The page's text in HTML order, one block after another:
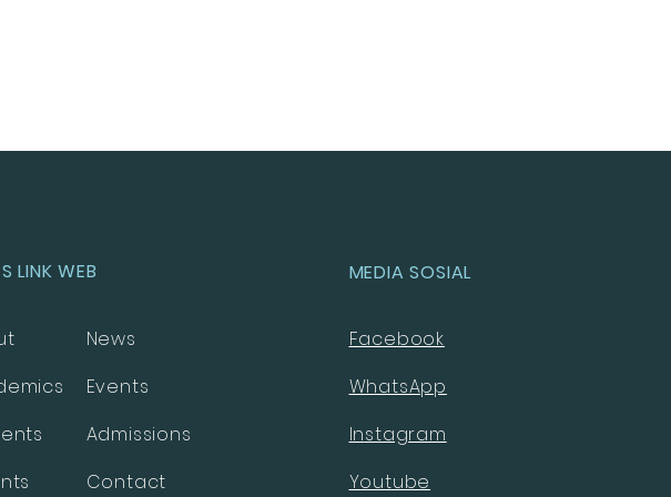
LINK WEB
News
Events
Admissions
Contact
MEDIA SOSIAL
Facebook
WhatsApp
Instagram
Youtube